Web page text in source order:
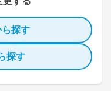
探す
探す